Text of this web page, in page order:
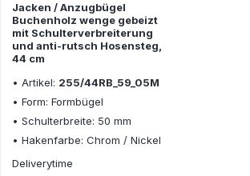
Jacken / Anzugbügel
Buchenholz wenge gebeizt
mit Schulterverbreiterung
und anti-rutsch Hosensteg,
44 cm
• Artikel: 255/44RB_59_05M
• Form: Formbügel
• Schulterbreite: 50 mm
• Hakenfarbe: Chrom / Nickel
Deliverytime